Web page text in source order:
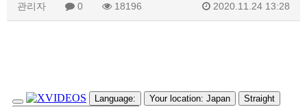
관리자 0 18196 2020.11.24 13:28